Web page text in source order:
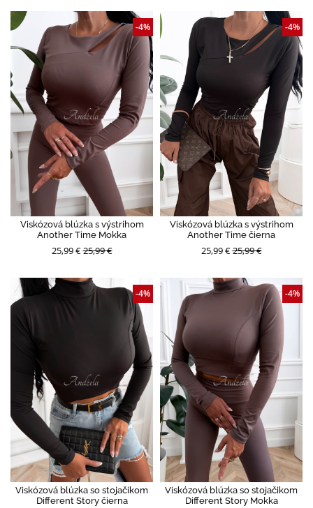
Viskózová blúzka s výstrihom
Another Time Mokka
25,99 €25,99 €
-4%
Viskózová blúzka s výstrihom
Another Time čierna
25,99 €25,99 €
-4%
Viskózová blúzka so stojačikom
Different Story čierna
-4%
Viskózová blúzka so stojačikom
Different Story Mokka
-4%